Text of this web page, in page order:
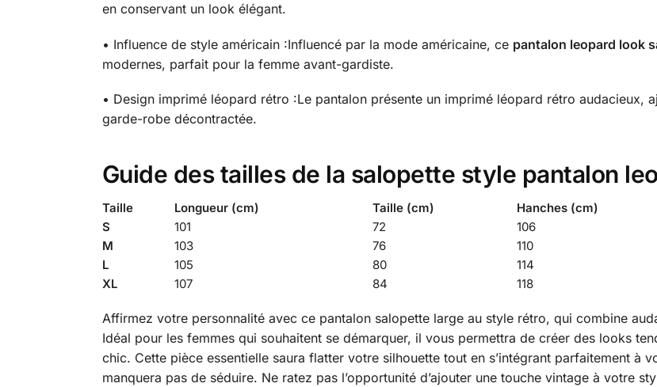
en conservant un look élégant.
• Influence de style américain :Influencé par la mode américaine, ce pantalon leopard look
modernes, parfait pour la femme avant-gardiste.
• Design imprimé léopard rétro :Le pantalon présente un imprimé léopard rétro audacieux,
garde-robe décontractée.
Guide des tailles de la salopette style pantalon
Taille Longueur (cm) Taille (cm) Hanches (cm)
S
101 72 106
M
103 76 110
L
105 80 114
XL
107 84 118
Affirmez votre personnalité avec ce pantalon salopette large au style rétro, qui combine
Idéal pour les femmes qui souhaitent se démarquer, il vous permettra de créer des looks
chic. Cette pièce essentielle saura flatter votre silhouette tout en s’intégrant parfaitement à
manquera pas de séduire. Ne ratez pas l’opportunité d’ajouter une touche vintage à votre